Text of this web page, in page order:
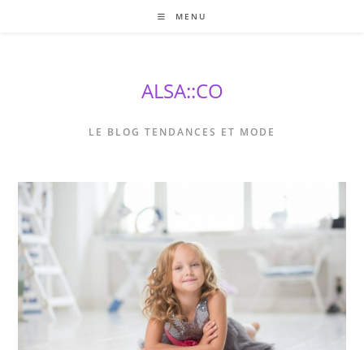
MENU
ALSA::CO
LE BLOG TENDANCES ET MODE